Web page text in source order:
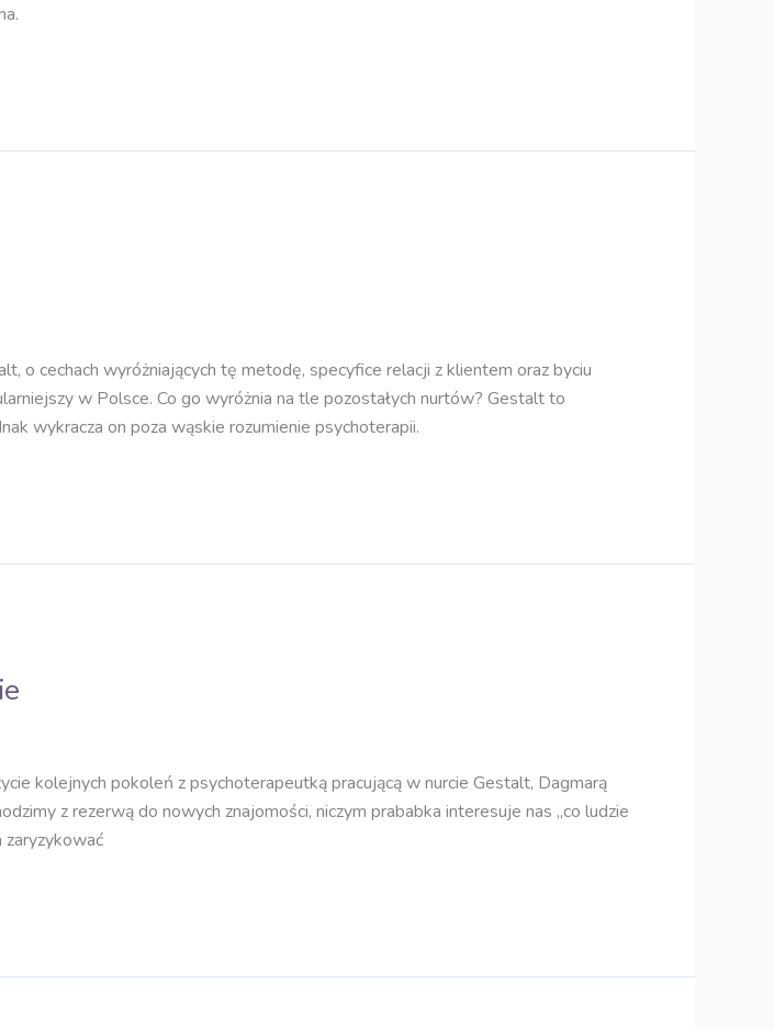
o cechach wyróżniających tę metodę, specyfice relacji z klientem oraz byciu
w Polsce. Co go wyróżnia na tle pozostałych nurtów? Gestalt to
wykracza on poza wąskie rozumienie psychoterapii.
kolejnych pokoleń z psychoterapeutką pracującą w nurcie Gestalt, Dagmarą
z rezerwą do nowych znajomości, niczym prababka interesuje nas „co ludzie
zaryzykować